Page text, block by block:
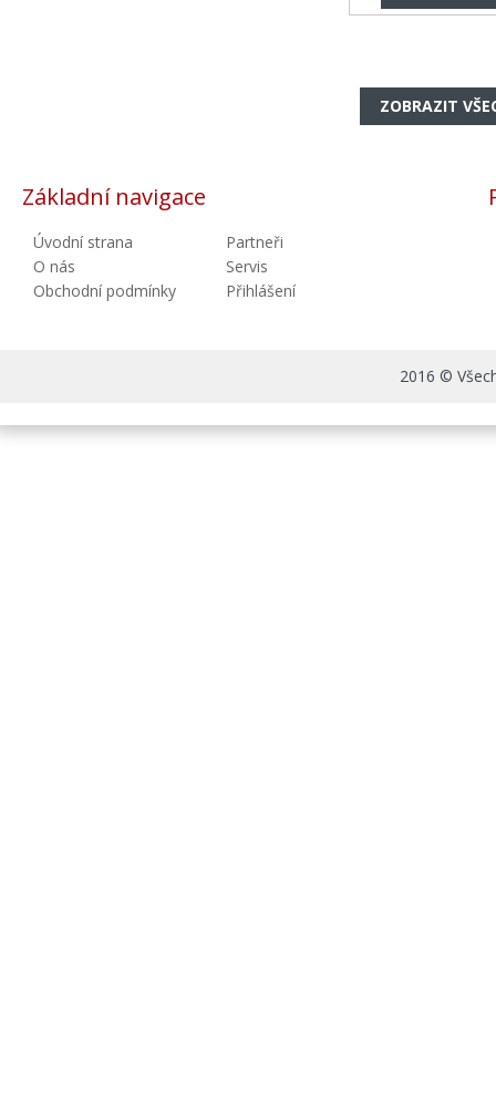
ZOBRAZIT
Základní navigace
Úvodní strana
O nás
Obchodní podmínky
Partneři
Servis
Přihlášení
2016 ©